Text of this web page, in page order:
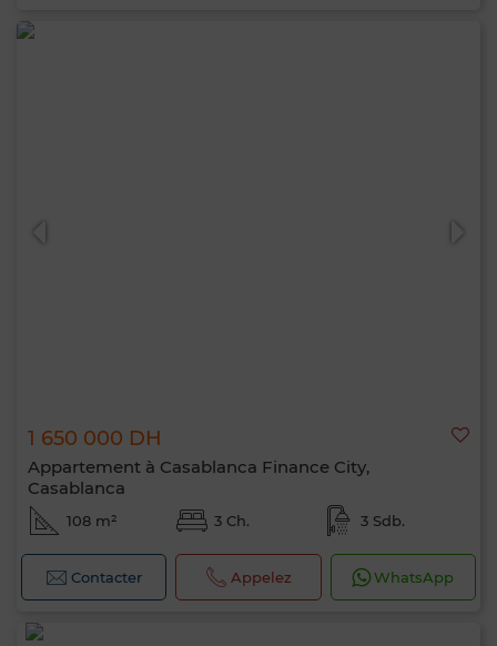
1 650 000 DH
Appartement à Casablanca Finance City,
Casablanca
108 m² 3 Ch. 3 Sdb.
Contacter Appelez WhatsApp